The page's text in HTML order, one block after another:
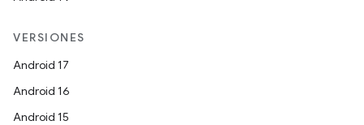
VERSIONES
Android 17
Android 16
Android 15